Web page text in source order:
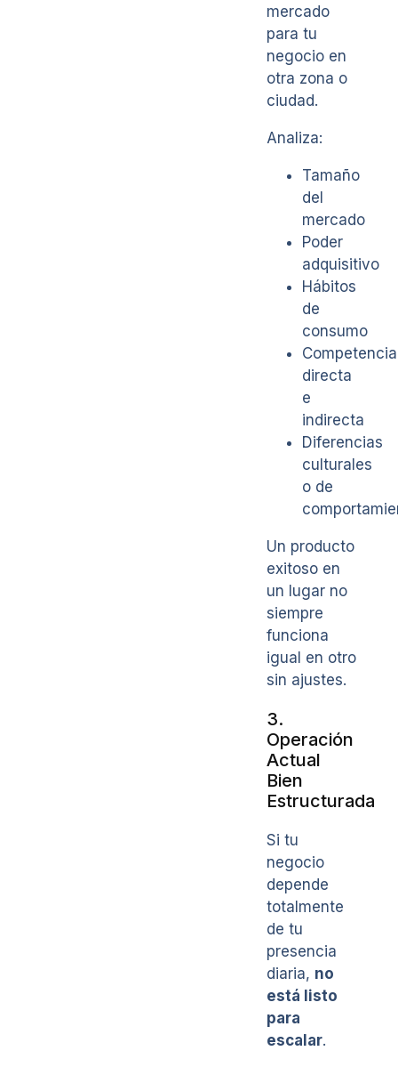
mercado
para tu
negocio en
otra zona o
ciudad.
Analiza:
Tamaño
del
mercado
Poder
adquisitivo
Hábitos
de
consumo
Competencia
directa
e
indirecta
Diferencias
culturales
o de
Un producto
exitoso en
un lugar no
siempre
funciona
igual en otro
sin ajustes.
3.
Operación
Actual
Bien
Estructurada
Si tu
negocio
depende
totalmente
de tu
presencia
diaria, no
está listo
para
escalar.